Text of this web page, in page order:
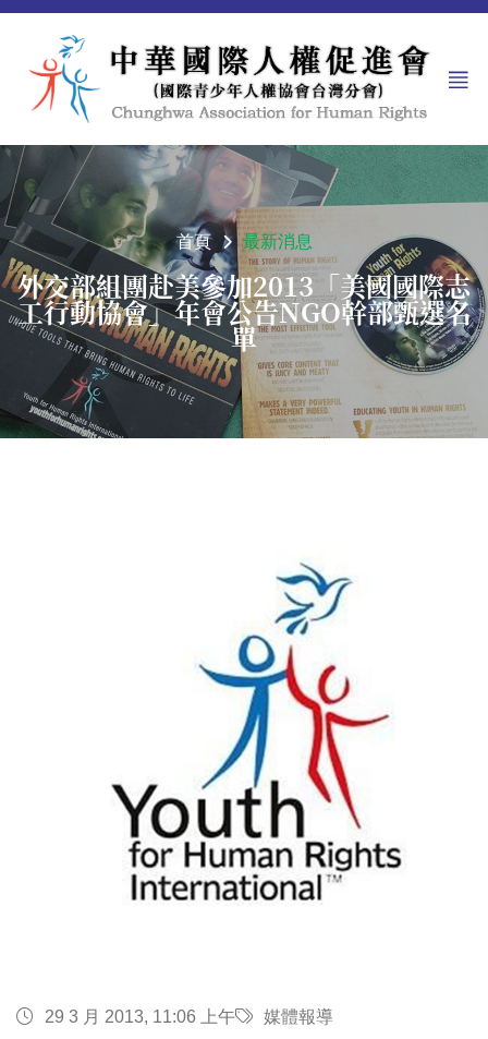
首頁 最新消息
外交部組團赴美參加2013「美國國際志
工行動協會」年會公告NGO幹部甄選名
單
29 3 月 2013, 11:06 上午 媒體報導